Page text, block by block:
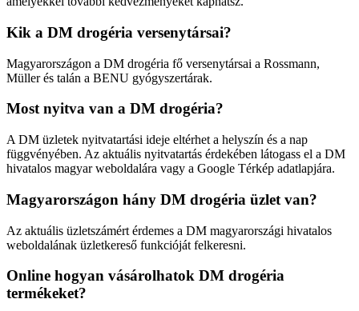
Kik a DM drogéria versenytársai?
Magyarországon a DM drogéria fő versenytársai a Rossmann,
Müller és talán a BENU gyógyszertárak.
Most nyitva van a DM drogéria?
A DM üzletek nyitvatartási ideje eltérhet a helyszín és a nap
függvényében. Az aktuális nyitvatartás érdekében látogass el a DM
hivatalos magyar weboldalára vagy a Google Térkép adatlapjára.
Magyarországon hány DM drogéria üzlet van?
Az aktuális üzletszámért érdemes a DM magyarországi hivatalos
weboldalának üzletkereső funkcióját felkeresni.
Online hogyan vásárolhatok DM drogéria
termékeket?